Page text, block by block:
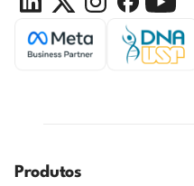
Produtos